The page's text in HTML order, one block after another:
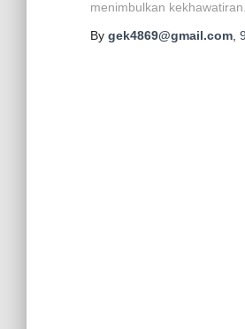
menimbulkan kekhawatiran.
By gek4869@gmail.com